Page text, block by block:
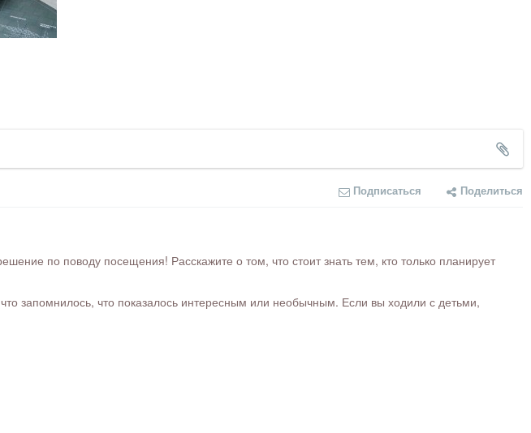
Подписаться Поделиться
по поводу посещения! Расскажите о том, что стоит знать тем, кто только планирует
запомнилось, что показалось интересным или необычным. Если вы ходили с детьми,